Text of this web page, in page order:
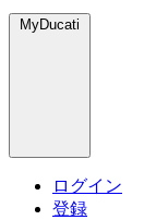
MyDucati
ログイン
登録